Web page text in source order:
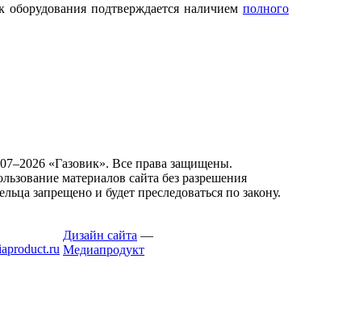
оборудования подтверждается наличием полного
«Газовик». Все права защищены.
материалов сайта без разрешения
запрещено и будет преследоваться по закону.
Дизайн сайта —
Медиапродукт